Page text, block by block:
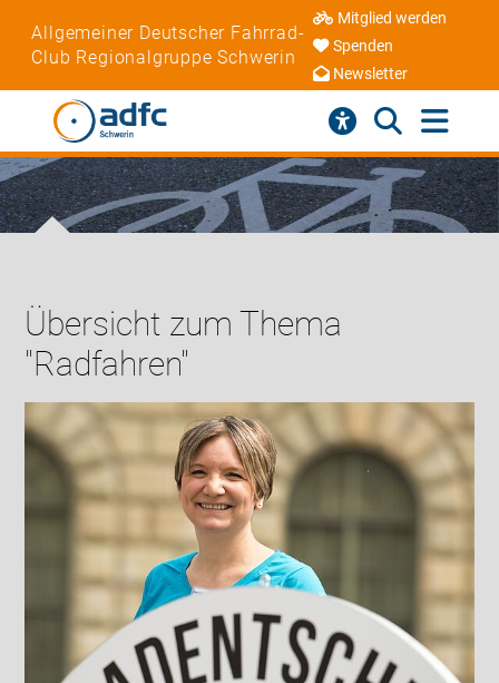
Allgemeiner Deutscher Fahrrad-
Club Regionalgruppe Schwerin
Mitglied werden
Spenden
Newsletter
Übersicht zum Thema
"Radfahren"